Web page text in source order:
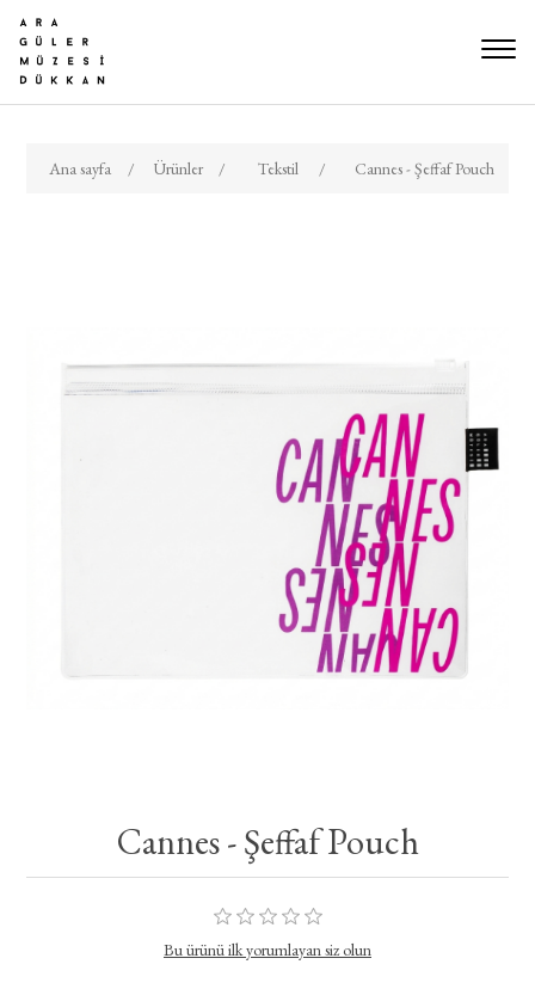
Ana sayfa / Ürünler / Tekstil / Cannes - Şeffaf Pouch
Cannes - Şeffaf Pouch
Bu ürünü ilk yorumlayan siz olun